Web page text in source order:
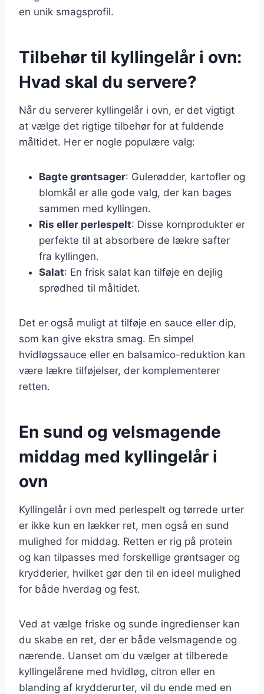
en unik smagsprofil.
Tilbehør til kyllingelår i ovn:
Hvad skal du servere?
Når du serverer kyllingelår i ovn, er det vigtigt
at vælge det rigtige tilbehør for at fuldende
måltidet. Her er nogle populære valg:
Bagte grøntsager: Gulerødder, kartofler og
blomkål er alle gode valg, der kan bages
sammen med kyllingen.
Ris eller perlespelt: Disse kornprodukter er
perfekte til at absorbere de lækre safter
fra kyllingen.
Salat: En frisk salat kan tilføje en dejlig
sprødhed til måltidet.
Det er også muligt at tilføje en sauce eller dip,
som kan give ekstra smag. En simpel
hvidløgssauce eller en balsamico-reduktion kan
være lækre tilføjelser, der komplementerer
retten.
En sund og velsmagende
middag med kyllingelår i
ovn
Kyllingelår i ovn med perlespelt og tørrede urter
er ikke kun en lækker ret, men også en sund
mulighed for middag. Retten er rig på protein
og kan tilpasses med forskellige grøntsager og
krydderier, hvilket gør den til en ideel mulighed
for både hverdag og fest.
Ved at vælge friske og sunde ingredienser kan
du skabe en ret, der er både velsmagende og
nærende. Uanset om du vælger at tilberede
kyllingelårene med hvidløg, citron eller en
blanding af krydderurter, vil du ende med en